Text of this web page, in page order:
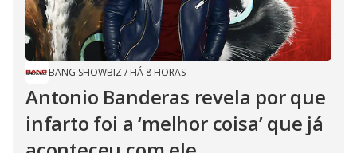
BANG SHOWBIZ / HÁ 8 HORAS
Antonio Banderas revela por que
infarto foi a ‘melhor coisa’ que já